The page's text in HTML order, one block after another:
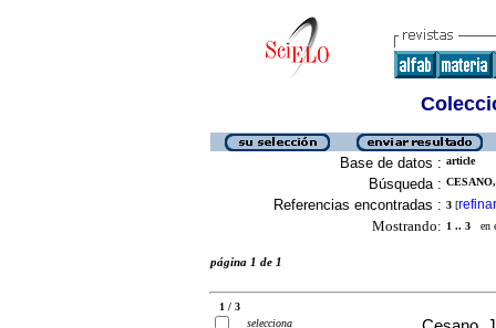
Base de datos : article
Búsqueda :
Referencias encontradas : 3 [refinar
Mostrando: 1 .. 3 en
página 1 de 1
1 / 3
selecciona